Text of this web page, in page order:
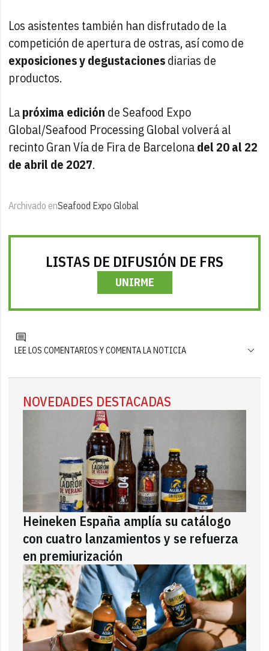
Los asistentes también han disfrutado de la
competición de apertura de ostras, así como de
exposiciones y degustacionesdiarias de
productos.
Lapróxima edición de Seafood Expo
Global/Seafood Processing Global volverá al
recinto Gran Vía de Fira de Barcelonadel 20 al 22
de abril de 2027.
Archivado enSeafood Expo Global
LISTAS DE DIFUSIÓN DE FRS
UNIRME
LEE LOS COMENTARIOS Y COMENTA LA NOTICIA
NOVEDADES DESTACADAS
Heineken España amplía su catálogo
con cuatro lanzamientos y se refuerza
en premiurización